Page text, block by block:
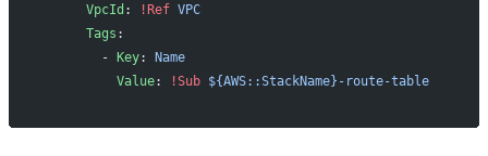
      VpcId
: !Ref VPC
      Tags
:
        -
Key:
Name
          Value
: !Sub ${AWS::StackName}-route-table